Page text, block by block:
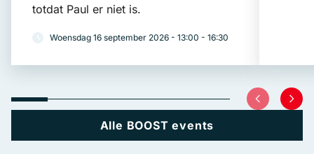
totdat Paul er niet is.
Woensdag 16 september 2026 - 13:00 - 16:30
Alle BOOST events